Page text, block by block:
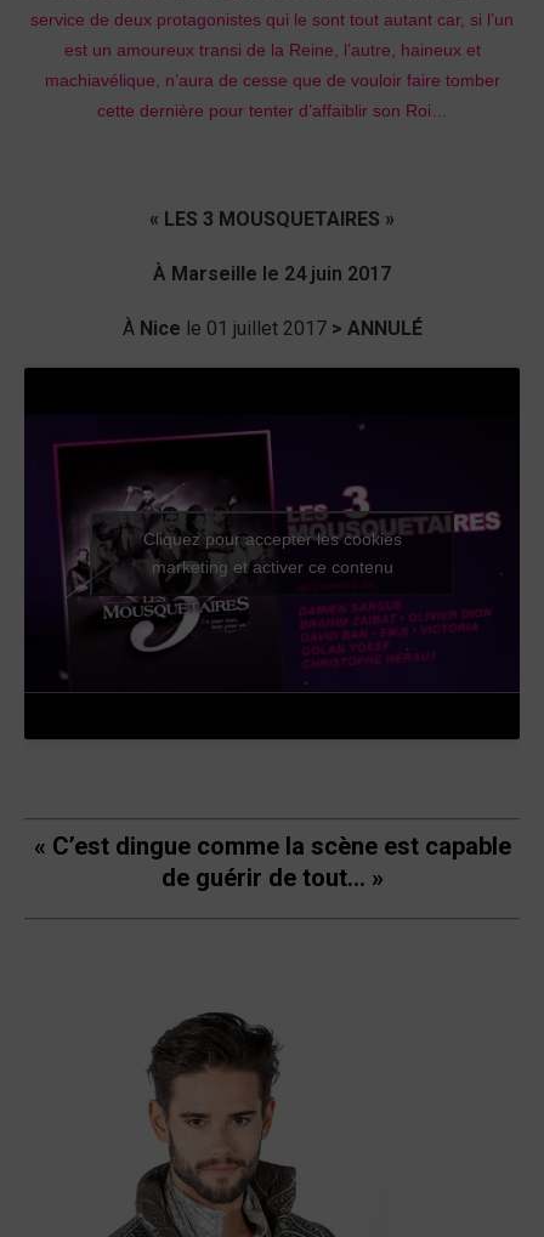
service de deux protagonistes qui le sont tout autant car, si l’un
est un amoureux transi de la Reine, l’autre, haineux et
machiavélique, n’aura de cesse que de vouloir faire tomber
cette dernière pour tenter d’affaiblir son Roi…
« LES 3 MOUSQUETAIRES »
À Marseille le 24 juin 2017
À Nice le 01 juillet 2017 > ANNULÉ
Cliquez pour accepter les cookies
marketing et activer ce contenu
« C’est dingue comme la scène est capable
de guérir de tout… »